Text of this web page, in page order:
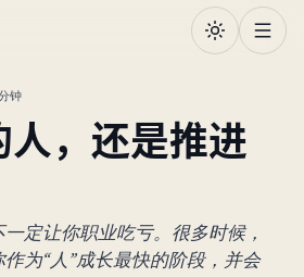
钟
，还是推进
定让你职业吃亏。很多时候，
为“人”成长最快的阶段，并会